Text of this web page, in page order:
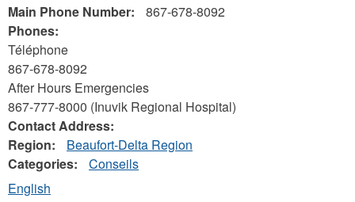
Main Phone Number:
867-678-8092
Phones:
Téléphone
867-678-8092
After Hours Emergencies
867-777-8000 (Inuvik Regional Hospital)
Contact Address:
Region:
Beaufort-Delta Region
Categories:
Conseils
English